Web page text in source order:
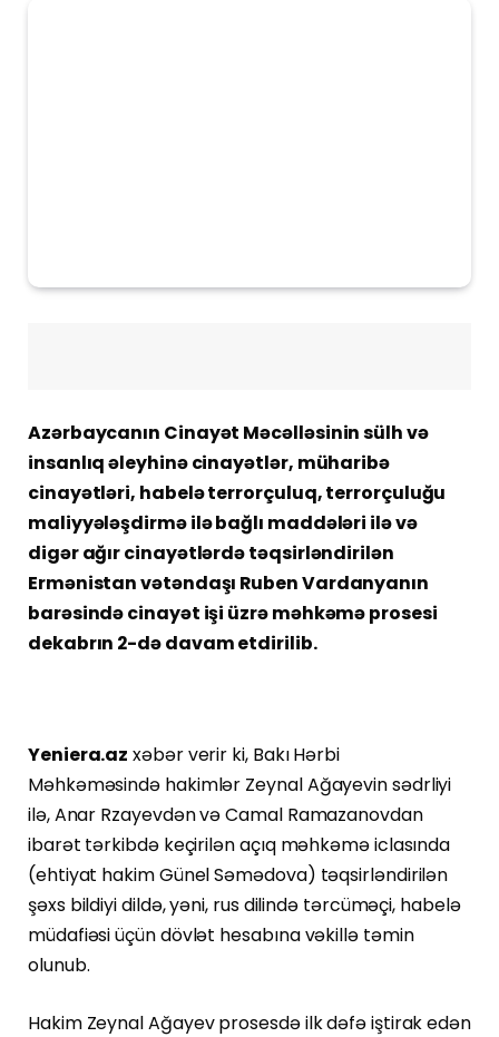
Azərbaycanın Cinayət Məcəlləsinin sülh və
insanlıq əleyhinə cinayətlər, müharibə
cinayətləri, habelə terrorçuluq, terrorçuluğu
maliyyələşdirmə ilə bağlı maddələri ilə və
digər ağır cinayətlərdə təqsirləndirilən
Ermənistan vətəndaşı Ruben Vardanyanın
barəsində cinayət işi üzrə məhkəmə prosesi
dekabrın 2-də davam etdirilib.
Yeniera.az xəbər verir ki, Bakı Hərbi
Məhkəməsində hakimlər Zeynal Ağayevin sədrliyi
ilə, Anar Rzayevdən və Camal Ramazanovdan
ibarət tərkibdə keçirilən açıq məhkəmə iclasında
(ehtiyat hakim Günel Səmədova) təqsirləndirilən
şəxs bildiyi dildə, yəni, rus dilində tərcüməçi, habelə
müdafiəsi üçün dövlət hesabına vəkillə təmin
olunub.
Hakim Zeynal Ağayev prosesdə ilk dəfə iştirak edən